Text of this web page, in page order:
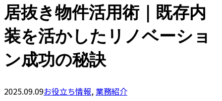
居抜き物件活用術｜既存内
装を活かしたリノベーショ
ン成功の秘訣
2025.09.09お役立ち情報,業務紹介